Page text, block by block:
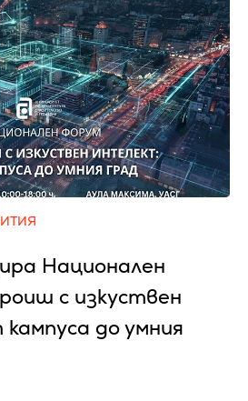
Национален
с изкуствен
до умния